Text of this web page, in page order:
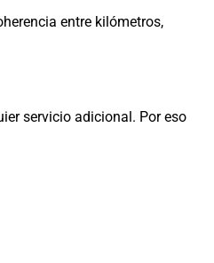
entre kilómetros,
servicio adicional. Por eso